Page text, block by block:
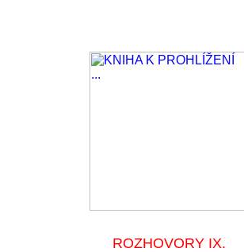
ROZHOVORY IX.